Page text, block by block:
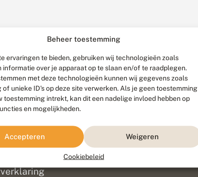
Beheer toestemming
ervaringen te bieden, gebruiken wij technologieën zoals
informatie over je apparaat op te slaan en/of te raadplegen.
met deze technologieën kunnen wij gegevens zoals
unieke ID's op deze site verwerken. Als je geen toestemming
toestemming intrekt, kan dit een nadelige invloed hebben op
en mogelijkheden.
Accepteren Weigeren
Cookiebeleid
door Go2People, ontworpen door